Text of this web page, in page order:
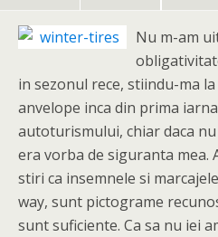
Nu m-am
in sezonul rece, stiindu-ma
anvelope inca din prima
autoturismului, chiar daca
era vorba de siguranta mea.
stiri ca insemnele si
way, sunt pictograme
sunt suficiente. Ca sa nu iei